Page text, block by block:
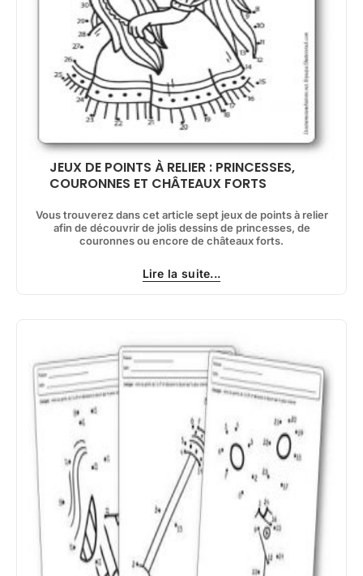
JEUX DE POINTS À RELIER : PRINCESSES,
COURONNES ET CHÂTEAUX FORTS
Vous trouverez dans cet article sept jeux de points à relier
afin de découvrir de jolis dessins de princesses, de
couronnes ou encore de châteaux forts.
Lire la suite...